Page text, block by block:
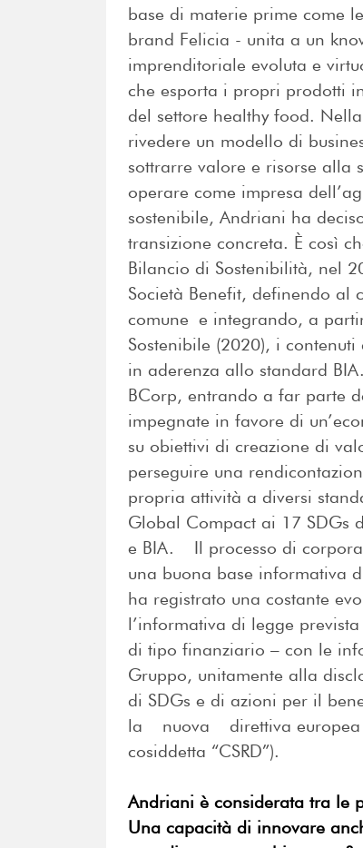
base di materie prime come
brand Felicia - unita a un
imprenditoriale evoluta e
che esporta i propri prodotti
del settore healthy food.
rivedere un modello di
sottrarre valore e risorse alla
operare come impresa
sostenibile, Andriani ha
transizione concreta. È così
Bilancio di Sostenibilità, nel
Società Benefit, definendo al
comune e integrando, a
Sostenibile (2020), i
in aderenza allo standard
BCorp, entrando a far parte
impegnate in favore di
su obiettivi di creazione di
perseguire una
propria attività a diversi
Global Compact ai 17 SDGs
e BIA. Il processo di
una buona base informativa
ha registrato una costante
l’informativa di legge
di tipo finanziario – con le
Gruppo, unitamente alla
di SDGs e di azioni per il
la nuova direttiva europea
cosiddetta “CSRD”).
Andriani è considerata tra le
Una capacità di innovare